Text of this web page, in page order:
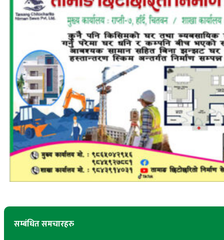
सम्बंधित समचारहरु